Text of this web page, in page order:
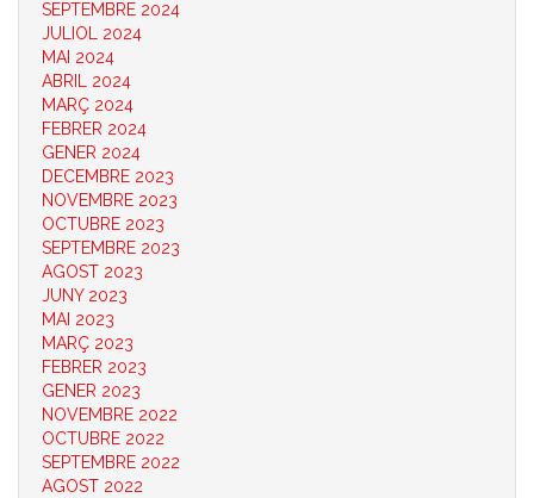
SEPTEMBRE 2024
JULIOL 2024
MAI 2024
ABRIL 2024
MARÇ 2024
FEBRER 2024
GENER 2024
DECEMBRE 2023
NOVEMBRE 2023
OCTUBRE 2023
SEPTEMBRE 2023
AGOST 2023
JUNY 2023
MAI 2023
MARÇ 2023
FEBRER 2023
GENER 2023
NOVEMBRE 2022
OCTUBRE 2022
SEPTEMBRE 2022
AGOST 2022